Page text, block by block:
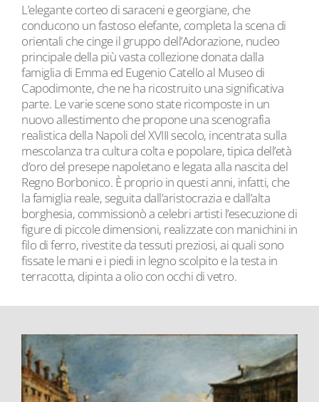
L’elegante corteo di saraceni e georgiane, che
conducono un fastoso elefante, completa la scena di
orientali che cinge il gruppo dell’Adorazione, nucleo
principale della più vasta collezione donata dalla
famiglia di Emma ed Eugenio Catello al Museo di
Capodimonte, che ne ha ricostruito una significativa
parte. Le varie scene sono state ricomposte in un
nuovo allestimento che propone una scenografia
realistica della Napoli del XVIII secolo, incentrata sulla
mescolanza tra cultura colta e popolare, tipica dell’età
d’oro del presepe napoletano e legata alla nascita del
Regno Borbonico. È proprio in questi anni, infatti, che
la famiglia reale, seguita dall’aristocrazia e dall’alta
borghesia, commissionò a celebri artisti l’esecuzione di
figure di piccole dimensioni, realizzate con manichini in
filo di ferro, rivestite da tessuti preziosi, ai quali sono
fissate le mani e i piedi in legno scolpito e la testa in
terracotta, dipinta a olio con occhi di vetro.